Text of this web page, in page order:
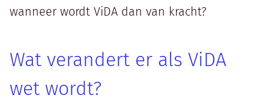
wanneer wordt ViDA dan van kracht?
Wat verandert er als ViDA
wet wordt?